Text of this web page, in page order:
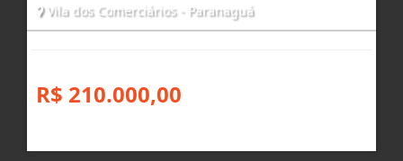
Vila dos Comerciários - Paranaguá
R$ 210.000,00